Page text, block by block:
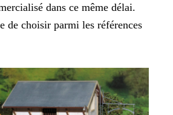
dans ce même délai.
de choisir parmi les références